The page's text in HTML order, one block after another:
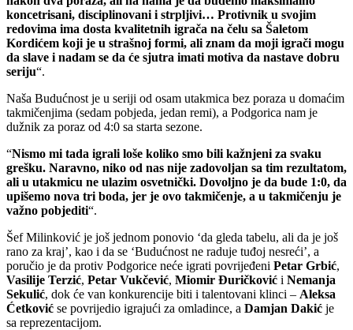
koncetrisani, disciplinovani i strpljivi… Protivnik u svojim
redovima ima dosta kvalitetnih igrača na čelu sa Šaletom
Kordićem koji je u strašnoj formi, ali znam da moji igrači mogu
da slave i nadam se da će sjutra imati motiva da nastave dobru
seriju“.
Naša Budućnost je u seriji od osam utakmica bez poraza u domaćim
takmičenjima (sedam pobjeda, jedan remi), a Podgorica nam je
dužnik za poraz od 4:0 sa starta sezone.
“Nismo mi tada igrali loše koliko smo bili kažnjeni za svaku
grešku. Naravno, niko od nas nije zadovoljan sa tim rezultatom,
ali u utakmicu ne ulazim osvetnički. Dovoljno je da bude 1:0, da
upišemo nova tri boda, jer je ovo takmičenje, a u takmičenju je
važno pobjediti“.
Šef Milinković je još jednom ponovio ‘da gleda tabelu, ali da je još
rano za kraj’, kao i da se ‘Budućnost ne raduje tuđoj nesreći’, a
poručio je da protiv Podgorice neće igrati povrijeđeni Petar Grbić,
Vasilije Terzić, Petar Vukčević, Miomir Đuričković i Nemanja
Sekulić, dok će van konkurencije biti i talentovani klinci – Aleksa
Ćetković se povrijedio igrajući za omladince, a Damjan Dakić je
sa reprezentacijom.